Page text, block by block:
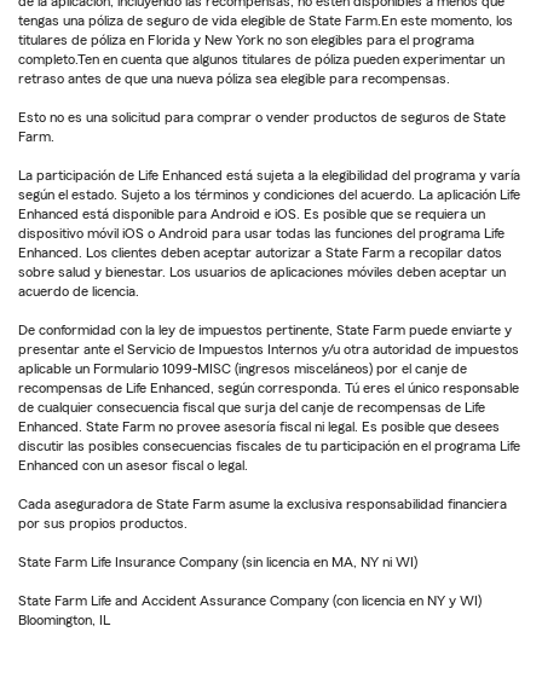
tengas una póliza de seguro de vida elegible de State Farm.En este momento, los
titulares de póliza en Florida y New York no son elegibles para el programa
completo.Ten en cuenta que algunos titulares de póliza pueden experimentar un
retraso antes de que una nueva póliza sea elegible para recompensas.
Esto no es una solicitud para comprar o vender productos de seguros de State
Farm.
La participación de Life Enhanced está sujeta a la elegibilidad del programa y varía
según el estado. Sujeto a los términos y condiciones del acuerdo. La aplicación Life
Enhanced está disponible para Android e iOS. Es posible que se requiera un
dispositivo móvil iOS o Android para usar todas las funciones del programa Life
Enhanced. Los clientes deben aceptar autorizar a State Farm a recopilar datos
sobre salud y bienestar. Los usuarios de aplicaciones móviles deben aceptar un
acuerdo de licencia.
De conformidad con la ley de impuestos pertinente, State Farm puede enviarte y
presentar ante el Servicio de Impuestos Internos y/u otra autoridad de impuestos
aplicable un Formulario 1099-MISC (ingresos misceláneos) por el canje de
recompensas de Life Enhanced, según corresponda. Tú eres el único responsable
de cualquier consecuencia fiscal que surja del canje de recompensas de Life
Enhanced. State Farm no provee asesoría fiscal ni legal. Es posible que desees
discutir las posibles consecuencias fiscales de tu participación en el programa Life
Enhanced con un asesor fiscal o legal.
Cada aseguradora de State Farm asume la exclusiva responsabilidad financiera
por sus propios productos.
State Farm Life Insurance Company (sin licencia en MA, NY ni WI)
State Farm Life and Accident Assurance Company (con licencia en NY y WI)
Bloomington, IL